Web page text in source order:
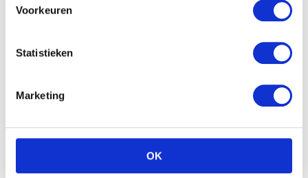
Voorkeuren
Statistieken
Marketing
OK